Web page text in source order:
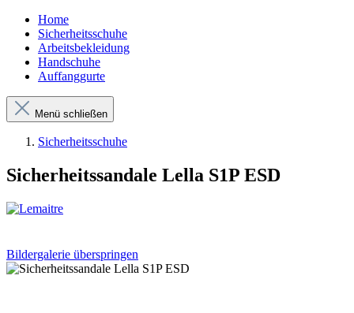
Home
Sicherheitsschuhe
Arbeitsbekleidung
Handschuhe
Auffanggurte
Menü schließen
Sicherheitsschuhe
Sicherheitssandale Lella S1P ESD
Bildergalerie überspringen